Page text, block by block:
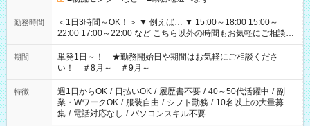
勤務時間
＜1日3時間～OK！＞ ▼ 例えば… ▼ 15:00～18:00 15:00～
22:00 17:00～22:00 など こちら以外の時間もお気軽にご相談く
ださい！
期間
単発1日～！ ★勤務開始日や期間はお気軽にご相談くださ
い！ ＃8月～ ＃9月～
特徴 週1日からOK / 日払いOK / 履歴書不要 / 40～50代活躍中 / 副
業・WワークOK / 服装自由 / シフト勤務 / 10名以上の大量募
集 / 電話対応なし / パソコンスキル不要